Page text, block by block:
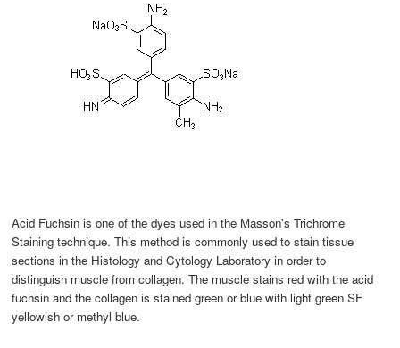
Acid Fuchsin is one of the dyes used in the Masson's Trichrome
Staining technique. This method is commonly used to stain tissue
sections in the Histology and Cytology Laboratory in order to
distinguish muscle from collagen. The muscle stains red with the acid
fuchsin and the collagen is stained green or blue with light green SF
yellowish or methyl blue.